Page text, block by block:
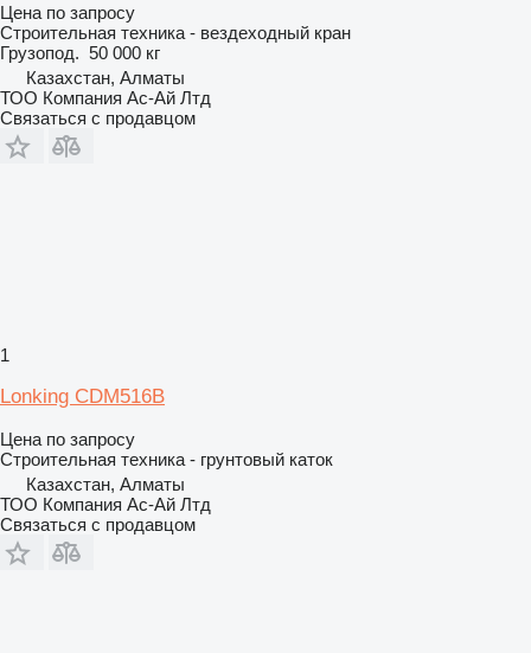
Цена по запросу
Строительная техника - вездеходный кран
Грузопод. 50 000 кг
Казахстан, Алматы
ТОО Компания Ас-Ай Лтд
Связаться с продавцом
1
Lonking CDM516B
Цена по запросу
Строительная техника - грунтовый каток
Казахстан, Алматы
ТОО Компания Ас-Ай Лтд
Связаться с продавцом